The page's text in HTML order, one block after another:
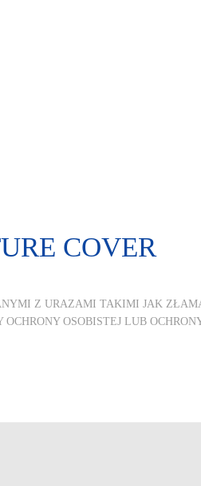
COVER
Z URAZAMI TAKIMI JAK
OSOBISTEJ LUB